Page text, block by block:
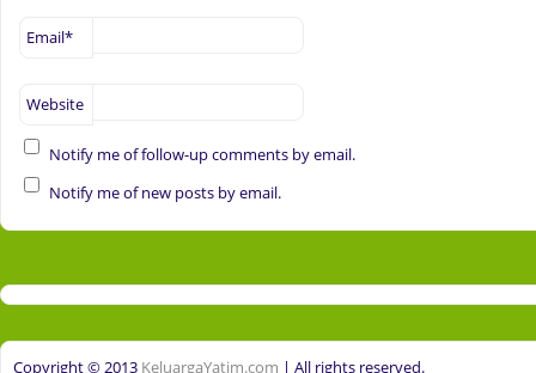
Email*
Website
Notify me of follow-up comments by email.
Notify me of new posts by email.
Copyright © 2013 KeluargaYatim.com | All rights reserved.